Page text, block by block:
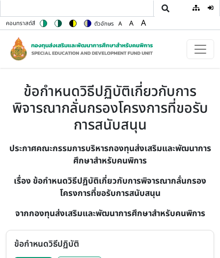
คอนทราสต์สี
Switch to color theme
Switch to high contrast theme
Switch to high visibility theme
Switch to soft theme
ตัวอักษร A
Set font size to 100%
A
Set font size to 125%
A
ข้อกำหนดวิธีปฏิบัติเกี่ยวกับการ
พิจารณากลั่นกรองโครงการที่ขอรับ
การสนับสนุน
ประกาศคณะกรรมการบริหารกองทุนส่งเสริมและพัฒนาการ
ศึกษาสำหรับคนพิการ
เรื่อง ข้อกำหนดวิธีปฏิบัติเกี่ยวกับการพิจารณากลั่นกรอง
โครงการที่ขอรับการสนับสนุน
จากกองทุนส่งเสริมและพัฒนาการศึกษาสำหรับคนพิการ
ข้อกำหนดวิธีปฏิบัติ